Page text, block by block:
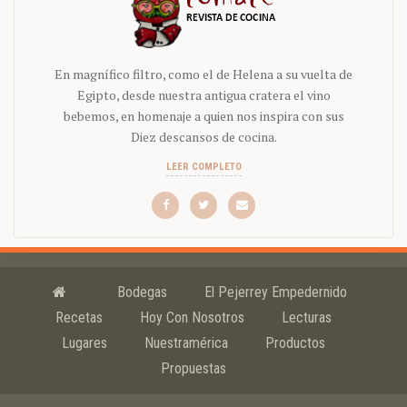
En magnífico filtro, como el de Helena a su vuelta de
Egipto, desde nuestra antigua cratera el vino
bebemos, en homenaje a quien nos inspira con sus
Diez descansos de cocina.
LEER COMPLETO
Bodegas
El Pejerrey Empedernido
Recetas
Hoy Con Nosotros
Lecturas
Lugares
Nuestramérica
Productos
Propuestas